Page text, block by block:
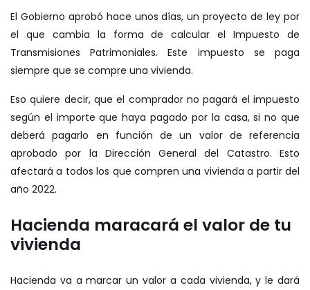
El Gobierno aprobó hace unos días, un proyecto de ley por
el que cambia la forma de calcular el Impuesto de
Transmisiones Patrimoniales. Este impuesto se paga
siempre que se compre una vivienda.
Eso quiere decir, que el comprador no pagará el impuesto
según el importe que haya pagado por la casa, si no que
deberá pagarlo en función de un valor de referencia
aprobado por la Dirección General del Catastro. Esto
afectará a todos los que compren una vivienda a partir del
año 2022.
Hacienda maracará el valor de tu
vivienda
Hacienda va a marcar un valor a cada vivienda, y le dará